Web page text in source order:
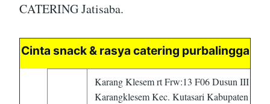
CATERING Jatisaba.
Cinta snack & rasya catering purbalingga
Karang Klesem rt Frw:13 F06 Dusun III
Karangklesem Kec. Kutasari Kabupaten